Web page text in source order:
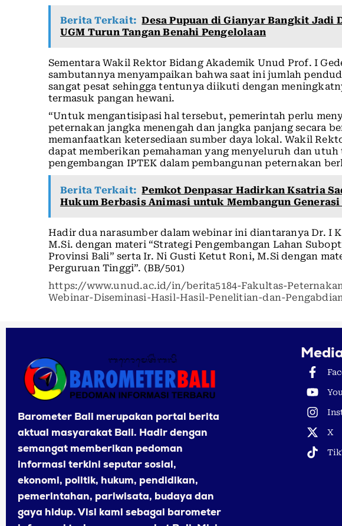
Berita Terkait: Desa Pupuan di Gianyar Bangkit Jadi
UGM Turun Tangan Benahi Pengelolaan
Sementara Wakil Rektor Bidang Akademik Unud Prof. I
sambutannya menyampaikan bahwa saat ini jumlah
sangat pesat sehingga tentunya diikuti dengan
termasuk pangan hewani.
“Untuk mengantisipasi hal tersebut, pemerintah perlu
peternakan jangka menengah dan jangka panjang secara
memanfaatkan ketersediaan sumber daya lokal. Wakil
dapat memberikan pemahaman yang menyeluruh dan
pengembangan IPTEK dalam pembangunan peternakan
Berita Terkait: Pemkot Denpasar Hadirkan Ksatria
Hukum Berbasis Animasi untuk Membangun
Hadir dua narasumber dalam webinar ini diantaranya Dr. I
M.Si. dengan materi “Strategi Pengembangan Lahan
Provinsi Bali” serta Ir. Ni Gusti Ketut Roni, M.Si dengan
Perguruan Tinggi”. (BB/501)
https://www.unud.ac.id/in/berita5184-Fakultas-
Webinar-Diseminasi-Hasil-Hasil-Penelitian-dan-
Barometer Bali merupakan portal berita
aktual masyarakat Bali. Hadir dengan
semangat memberikan pedoman
informasi terkini seputar sosial,
ekonomi, politik, hukum, pendidikan,
pemerintahan, pariwisata, budaya dan
gaya hidup. Visi kami sebagai barometer
X